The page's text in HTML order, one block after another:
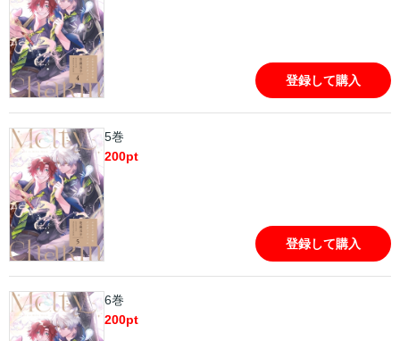
登録して購入
5巻
200pt
登録して購入
6巻
200pt